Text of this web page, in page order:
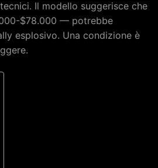
Il modello suggerisce che
$78.000 — potrebbe
esplosivo. Una condizione è